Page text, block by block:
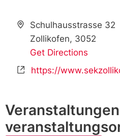
Address
Schulhausstrasse 32
Zollikofen, 3052
Get Directions
Website
https://